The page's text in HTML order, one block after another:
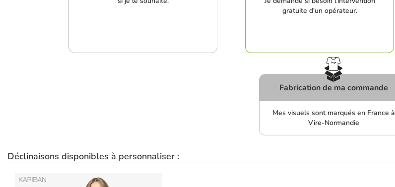
gratuite d'un opérateur.
Fabrication de ma commande
Mes visuels sont marqués en France à
Vire-Normandie
Déclinaisons disponibles à personnaliser :